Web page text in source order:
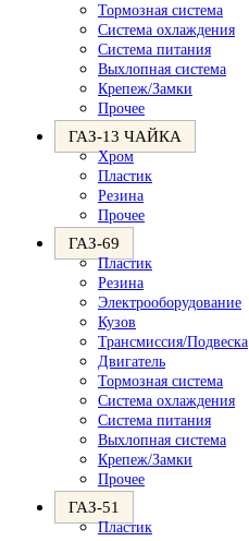
Тормозная система
Система охлаждения
Система питания
Выхлопная система
Крепеж/Замки
Прочее
ГАЗ-13 ЧАЙКА
Хром
Пластик
Резина
Прочее
ГАЗ-69
Пластик
Резина
Электрооборудование
Кузов
Трансмиссия/Подвеска
Двигатель
Тормозная система
Система охлаждения
Система питания
Выхлопная система
Крепеж/Замки
Прочее
ГАЗ-51
Пластик